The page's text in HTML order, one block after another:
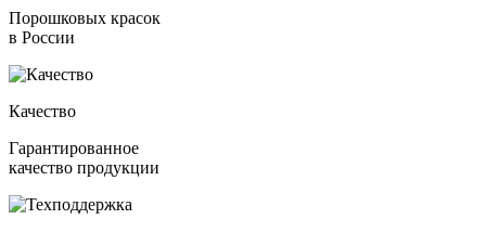
Порошковых красок
в России
Качество
Гарантированное
качество продукции